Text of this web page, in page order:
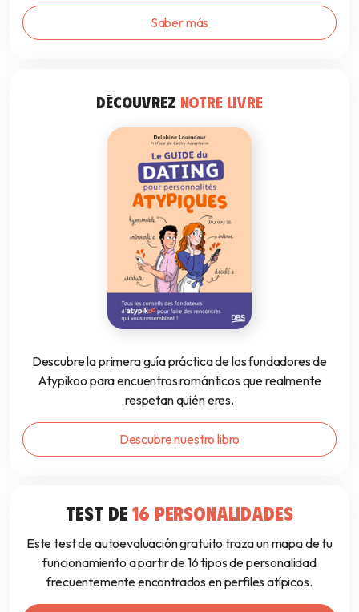
Saber más
DÉCOUVREZ NOTRE LIVRE
Descubre la primera guía práctica de los fundadores de
Atypikoo para encuentros románticos que realmente
respetan quién eres.
Descubre nuestro libro
TEST DE16 PERSONALIDADES
Este test de autoevaluación gratuito traza un mapa de tu
funcionamiento a partir de 16 tipos de personalidad
frecuentemente encontrados en perfiles atípicos.